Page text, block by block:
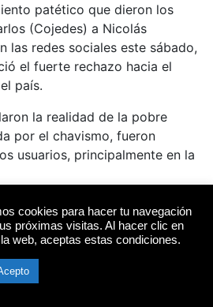
patético que dieron los
(Cojedes) a Nicolás
las redes sociales este sábado,
el fuerte rechazo hacia el
país.
la realidad de la pobre
por el chavismo, fueron
usuarios, principalmente en la
patada al Chavismo,
hoy en San Carlos,
la soledad era
una tarima en Ziruma
cookies para hacer tu navegación
próximas visitas. Al hacer clic en
web, aceptas estas condiciones.